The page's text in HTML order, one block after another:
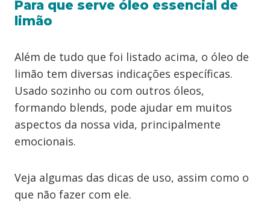
Para que serve óleo essencial de
limão
Além de tudo que foi listado acima, o óleo de
limão tem diversas indicações específicas.
Usado sozinho ou com outros óleos,
formando blends, pode ajudar em muitos
aspectos da nossa vida, principalmente
emocionais.
Veja algumas das dicas de uso, assim como o
que não fazer com ele.